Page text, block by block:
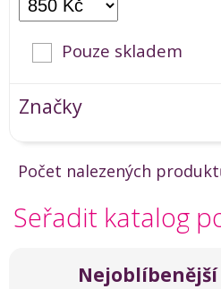
Pouze skladem
Značky
Počet nalezených
Seřadit katalog
Nejoblíbenější